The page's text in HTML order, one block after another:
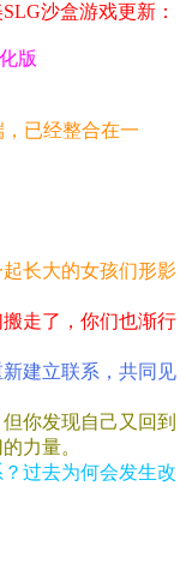
沙盒游戏更新：
版
已经整合在一
长大的女孩们形影
走了，你们也渐行
建立联系，共同见
你发现自己又回到
力量。
过去为何会发生改